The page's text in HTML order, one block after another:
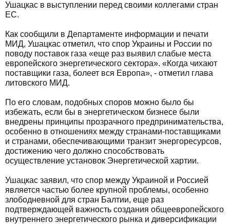
Ушацкас в выступлении перед своими коллегами стран
ЕС.
Как сообщили в Департаменте информации и печати
МИД, Ушацкас отметил, что спор Украины и России по
поводу поставок газа «еще раз выявил слабые места
европейского энергетического сектора». «Когда чихают
поставщики газа, болеет вся Европа», - отметил глава
литовского МИД.
По его словам, подобных споров можно было бы
избежать, если бы в энергетическом бизнесе были
внедрены принципы прозрачного предпринимательства,
особенно в отношениях между странами-поставщиками
и странами, обеспечивающими транзит энергоресурсов,
достижению чего должно способствовать
осуществление установок Энергетической хартии.
Ушацкас заявил, что спор между Украиной и Россией
является частью более крупной проблемы, особенно
злободневной для стран Балтии, еще раз
подтверждающей важность создания общеевропейского
внутреннего энергетического рынка и диверсификации